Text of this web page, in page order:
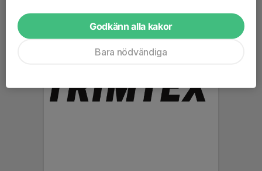
Godkänn alla kakor
Bara nödvändiga